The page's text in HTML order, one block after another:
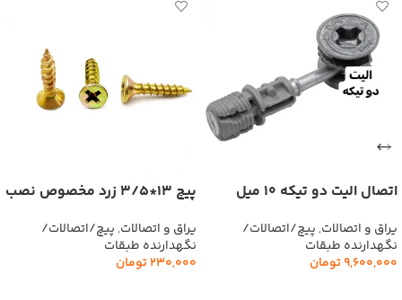
اتصال الیت دو تیکه 10 میل
یراق و اتصالات, پیچ/اتصالات/
نگهدارنده طبقات
9,600,000تومان
پیچ 13*3/5 زرد مخصوص نصب
یراق و اتصالات, پیچ/اتصالات/
نگهدارنده طبقات
230,000تومان